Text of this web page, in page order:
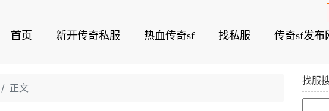
首页 新开传奇私服 热血传奇sf 找私服 传奇sf发布
正文
找服